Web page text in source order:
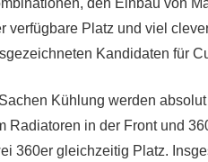
verfügbare Platz und viel
Kandidaten für
Sachen Kühlung werden
Radiatoren in der Front und
360er gleichzeitig Platz.